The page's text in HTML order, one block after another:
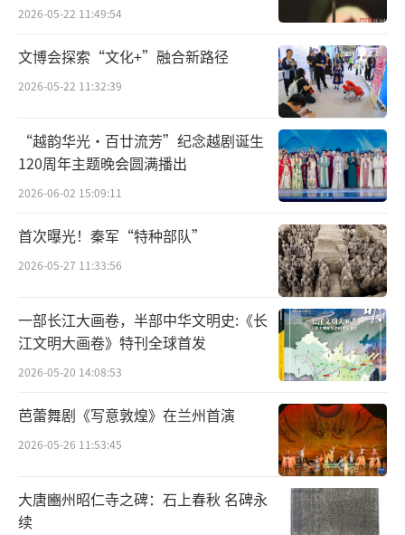
与父母音信两隔，被迫在荒山中与丑陋的妖王
然变成了世上最痛苦的节日，妖洞十三年中，
每至月圆良辰，这位闭月羞花的佳人所体验到
的滋味唯有思念双亲、自怜身世的酸楚。
值得一提的是，黄袍怪的老巢偏偏名
叫“波月洞”，在百花羞看来，显然不会有浮
光跃金、静影沉璧的浪漫感受，反而时时唤起
她月圆之夜起风波的恐怖回忆。幸亏偶遇唐
僧，才让她燃起脱离魔窟重返家邦的希望。
大战黄袍怪的故事是《西游记》在三打白
骨精后的一个小高潮，足足占了四回情节，其
中包含唐僧宝象国送信、黄袍怪变戏法害唐
僧、白龙马化人救主、八戒花果山寻悟空等多
个段落，峰回路转，曲折有致。但这段故事
中，最为高妙深刻的构思，还是黄袍怪与百花
羞的这段啼笑因缘。
2026-05-22 11:49:54
文博会探索“文化+”融合新路径
2026-05-22 11:32:39
“越韵华光·百廿流芳”纪念越剧诞生
120周年主题晚会圆满播出
2026-06-02 15:09:11
首次曝光！秦军“特种部队”
2026-05-27 11:33:56
一部长江大画卷，半部中华文明史:《长
江文明大画卷》特刊全球首发
2026-05-20 14:08:53
芭蕾舞剧《写意敦煌》在兰州首演
2026-05-26 11:53:45
大唐豳州昭仁寺之碑：石上春秋 名碑永
续